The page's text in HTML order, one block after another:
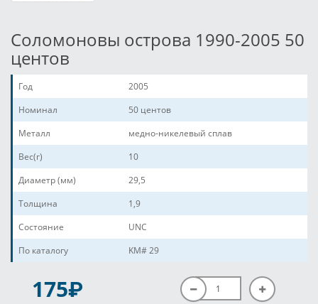
Соломоновы острова 1990-2005 50
центов
Год
2005
Номинал
50 центов
Металл
медно-никелевый сплав
Вес(г)
10
Диаметр (мм)
29,5
Толщина
1,9
Состояние
UNC
По каталогу
KM# 29
175P